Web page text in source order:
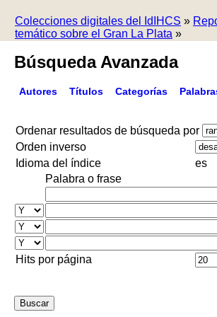
Colecciones digitales del IdIHCS »
temático sobre el Gran La Plata »
Búsqueda Avanzada
Autores Títulos Categorías
Ordenar resultados de búsqueda por
Orden inverso
Idioma del índice
es
Palabra o frase
Hits por página